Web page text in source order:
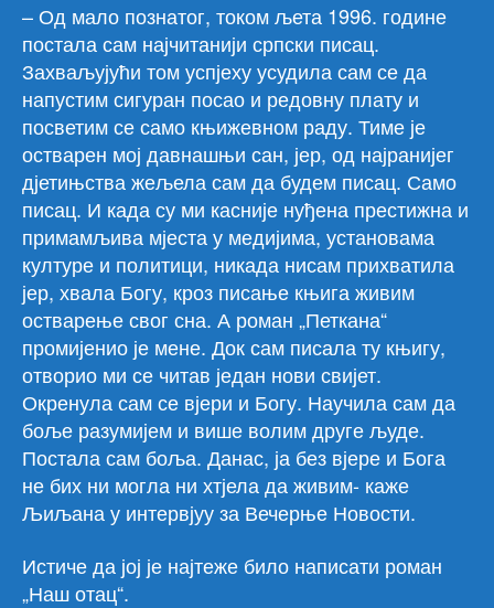
– Од мало познатог, током љета 1996. године
постала сам најчитанији српски писац.
Захваљујући том успјеху усудила сам се да
напустим сигуран посао и редовну плату и
посветим се само књижевном раду. Тиме је
остварен мој давнашњи сан, јер, од најранијег
дјетињства жељела сам да будем писац. Само
писац. И када су ми касније нуђена престижна и
примамљива мјеста у медијима, установама
културе и политици, никада нисам прихватила
јер, хвала Богу, кроз писање књига живим
остварење свог сна. А роман „Петкана“
промијенио је мене. Док сам писала ту књигу,
отворио ми се читав један нови свијет.
Окренула сам се вјери и Богу. Научила сам да
боље разумијем и више волим друге људе.
Постала сам боља. Данас, ја без вјере и Бога
не бих ни могла ни хтјела да живим- каже
Љиљана у интервјуу за Вечерње Новости.
Истиче да јој је најтеже било написати роман
„Наш отац“.